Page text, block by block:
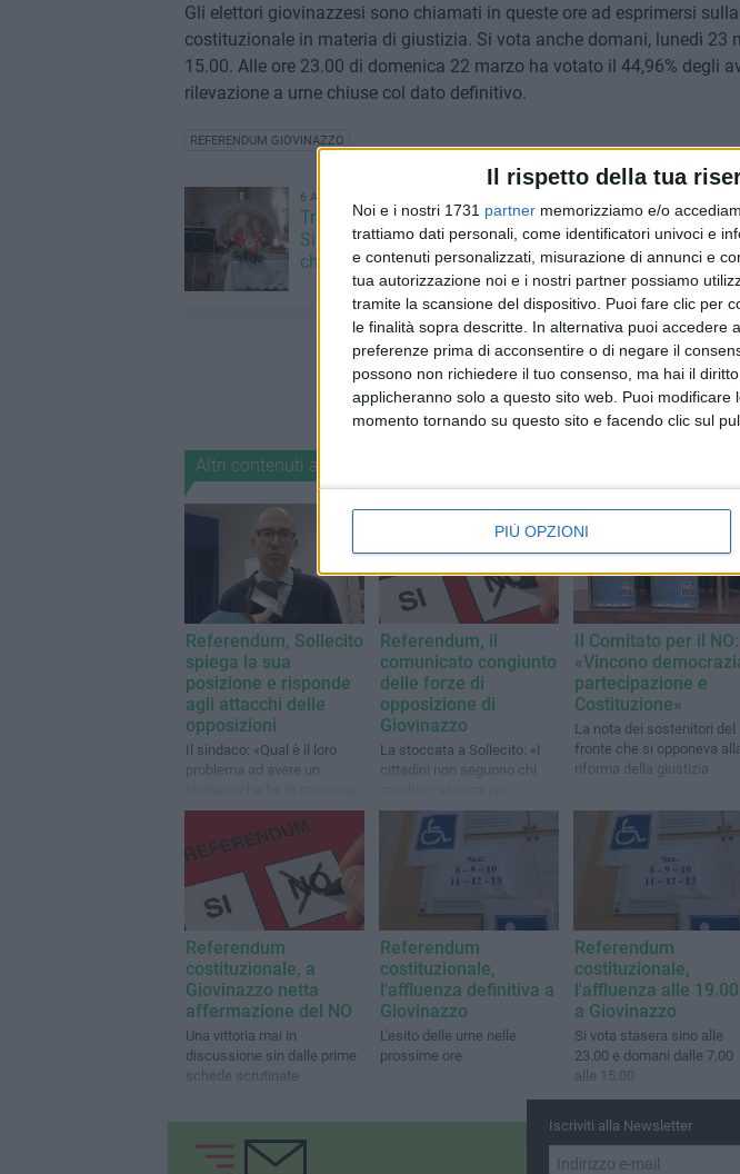
Il rispetto della tua
Noi e i nostri 1731 partner memorizziamo e/o
trattiamo dati personali, come identificatori univoci e
e contenuti personalizzati, misurazione di annunci e
tua autorizzazione noi e i nostri partner possiamo
tramite la scansione del dispositivo. Puoi fare clic per
le finalità sopra descritte. In alternativa puoi accedere
preferenze prima di acconsentire o di negare il
possono non richiedere il tuo consenso, ma hai il
applicheranno solo a questo sito web. Puoi
momento tornando su questo sito e facendo clic sul
PIÙ OPZIONI
Gli elettori giovinazzesi sono chiamati in queste ore ad esprimersi
costituzionale in materia di giustizia. Si vota anche domani, lunedì 23
15.00. Alle ore 23.00 di domenica 22 marzo ha votato il 44,96% degli
rilevazione a urne chiuse col dato definitivo.
REFERENDUM GIOVINAZZO
6 AGOSTO 2026
Trasfigurazione di Nostro
Signore: il programma alla
chiesetta del Padre Eterno
Lavori
Altri contenuti a tema
Referendum, Sollecito
spiega la sua
posizione e risponde
agli attacchi delle
opposizioni
Il sindaco: «Qual è il loro
problema ad avere un
per la buona politica?»
Referendum, il
comunicato congiunto
delle forze di
opposizione di
Giovinazzo
La stoccata a Sollecito: «I
cittadini non seguono chi
convenienza»
Il Comitato per il NO:
«Vincono
partecipazione e
Costituzione»
La nota dei sostenitori del
fronte che si opponeva
riforma della giustizia
Referendum
costituzionale, a
Giovinazzo netta
affermazione del NO
Una vittoria mai in
discussione sin dalle prime
schede scrutinate
Referendum
costituzionale,
l'affluenza definitiva a
Giovinazzo
L'esito delle urne nelle
prossime ore
Referendum
costituzionale,
l'affluenza alle 19.00
a Giovinazzo
Si vota stasera sino alle
23.00 e domani dalle 7.00
alle 15.00
Iscriviti alla Newsletter